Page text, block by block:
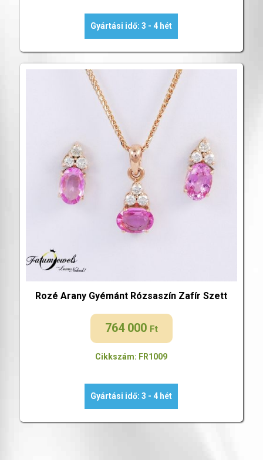
Gyártási idő: 3 - 4 hét
Rozé Arany Gyémánt Rózsaszín Zafír Szett
764 000 Ft
Cikkszám: FR1009
Gyártási idő: 3 - 4 hét